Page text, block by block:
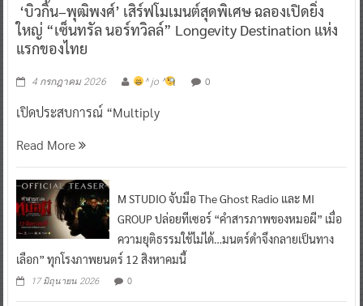
‘บิวกิ้น–พุฒิพงศ์’ เสิร์ฟโมเมนต์สุดพิเศษ ฉลองเปิดยิ่ง
ใหญ่ “เซ็นทรัล นอร์ทวิลล์” Longevity Destination แห่ง
แรกของไทย
4 กรกฎาคม 2026 ^ jo ^ 0
เปิดประสบการณ์ “Multiply
Read More
M STUDIO จับมือ The Ghost Radio และ MI
GROUP ปล่อยทีเซอร์ “คำสารภาพของหมอผี” เมื่อ
ความยุติธรรมใช้ไม่ได้…มนตร์ดำจึงกลายเป็นทาง
เลือก” ทุกโรงภาพยนตร์ 12 สิงหาคมนี้
17 มิถุนายน 2026 0